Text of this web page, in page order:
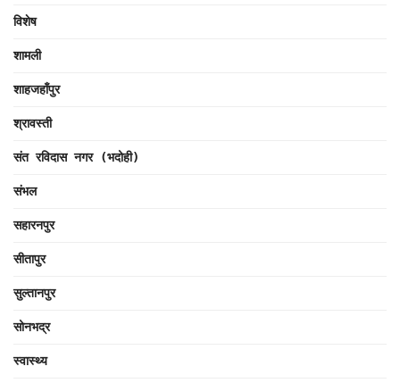
विशेष
शामली
शाहजहाँपुर
श्रावस्ती
संत रविदास नगर (भदोही)
संभल
सहारनपुर
सीतापुर
सुल्तानपुर
सोनभद्र
स्वास्थ्य